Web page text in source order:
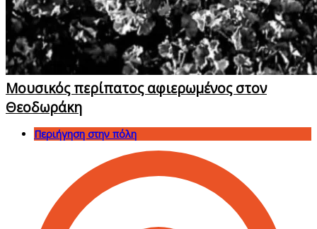
Μουσικός περίπατος αφιερωμένος στον
Θεοδωράκη
Περιήγηση στην πόλη